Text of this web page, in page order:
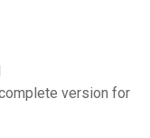
version for